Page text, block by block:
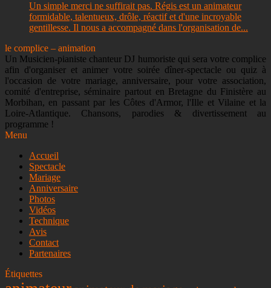
Un simple merci ne suffirait pas. Régis est un animateur
formidable, talentueux, drôle, réactif et d'une incroyable
gentillesse. Il nous a accompagné dans l'organisation de...
le complice – animation
Un Musicien-pianiste chanteur DJ humoriste qui sera votre complice
afin d'organiser et animer votre soirée dîner-spectacle ou quiz à
l'occasion de votre mariage, anniversaire, pour votre association,
comité d'entreprise, séminaire partout en Bretagne du Finistère au
Morbihan, en passant par les Côtes d'Armor, l'Ille et Vilaine et la
Loire-Atlantique. Chansons, parodies & divertissement au
programme !
Menu
Accueil
Spectacle
Mariage
Anniversaire
Photos
Vidéos
Technique
Avis
Contact
Partenaires
Étiquettes